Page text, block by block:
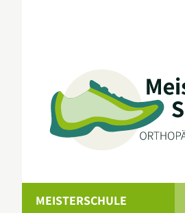
MEISTERSCHULE